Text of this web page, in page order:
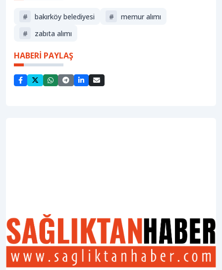
# bakırköy belediyesi #
memur alımı
#
zabıta alımı
HABERİ PAYLAŞ